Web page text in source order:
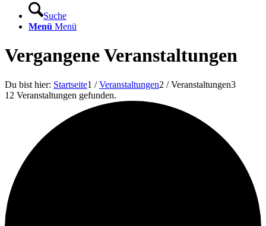
Suche
Menü Menü
Vergangene Veranstaltungen
Du bist hier: Startseite1 / Veranstaltungen2 / Veranstaltungen3
12 Veranstaltungen gefunden.